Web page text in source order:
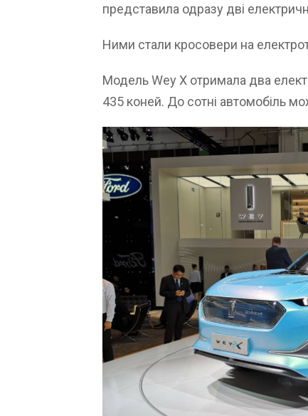
представила одразу дві
Ними стали кросовери на
Модель Wey X отримала два
435 коней. До сотні автомобіль